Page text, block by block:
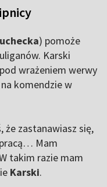
) pomoże
Karski
wrażeniem werwy
komendzie w
zastanawiasz się,
Mam
takim razie mam
Karski.